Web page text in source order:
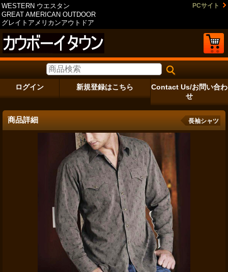
WESTERN ウエスタン
GREAT AMERICAN OUTDOOR
グレイトアメリカンアウトドア
PCサイト
ログイン 新規登録はこちら
Contact Us/お問い合わ
せ
商品詳細 長袖シャツ